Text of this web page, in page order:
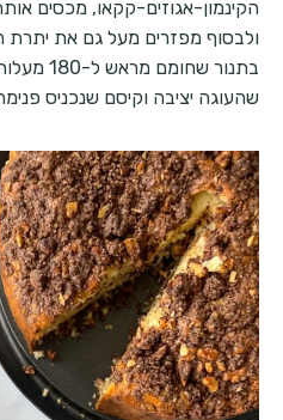
הקינמון-אגוזים-קקאו, מכסים
ולבסוף מפזרים מעל גם את יתרת
שהעוגה יציבה וקיסם שנכניס